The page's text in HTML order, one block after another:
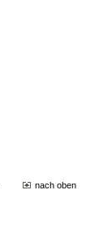
nach oben